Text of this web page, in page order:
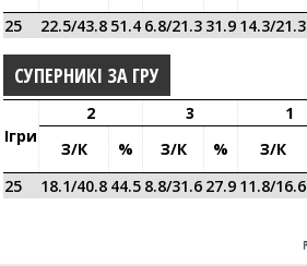
25
22.5/43.8 51.4 6.8/21.3 31.9 14.3/21.3
СУПЕРНИКІ ЗА ГРУ
Ігри
2 3 1
З/к % З/к % З/к
25
18.1/40.8 44.5 8.8/31.6 27.9 11.8/16.6